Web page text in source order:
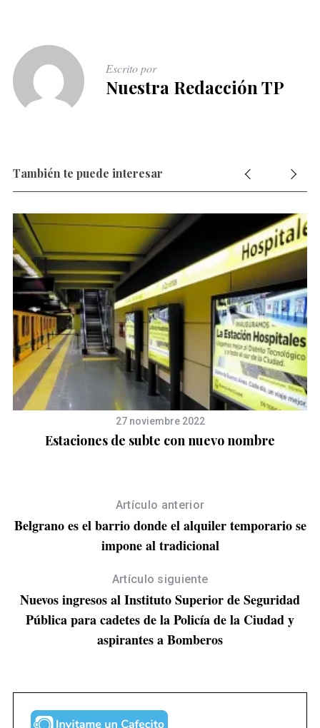
Escrito por
Nuestra Redacción TP
También te puede interesar
27 noviembre 2022
Estaciones de subte con nuevo nombre
Artículo anterior
Belgrano es el barrio donde el alquiler temporario se
impone al tradicional
Artículo siguiente
Nuevos ingresos al Instituto Superior de Seguridad
Pública para cadetes de la Policía de la Ciudad y
aspirantes a Bomberos